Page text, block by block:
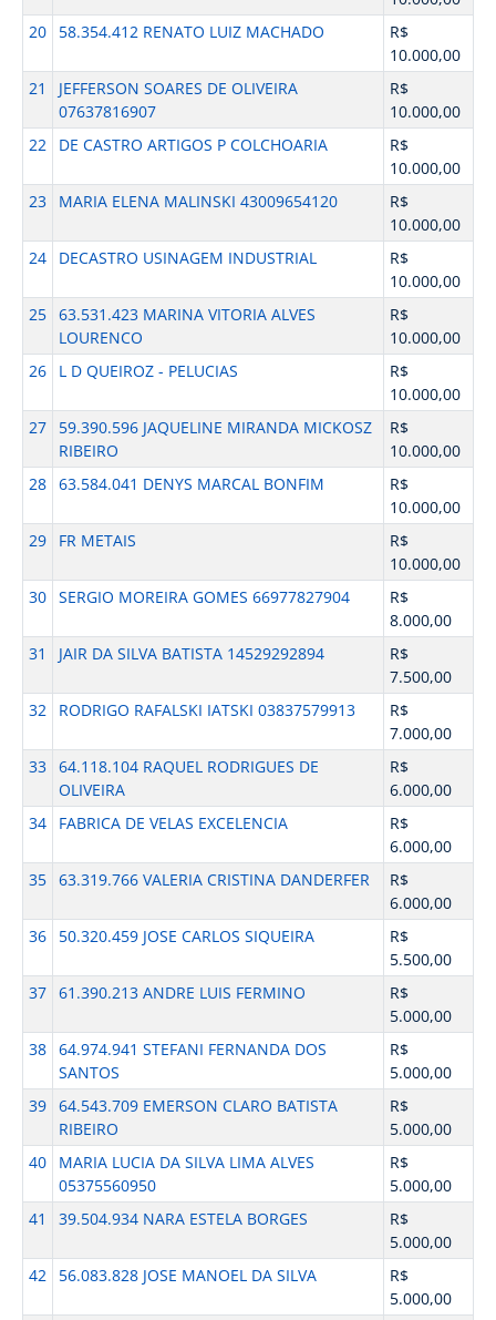
20
58.354.412 RENATO LUIZ MACHADO
R$
10.000,00
21
JEFFERSON SOARES DE OLIVEIRA
07637816907
R$
10.000,00
22
DE CASTRO ARTIGOS P COLCHOARIA
R$
10.000,00
23
MARIA ELENA MALINSKI 43009654120
R$
10.000,00
24
DECASTRO USINAGEM INDUSTRIAL
R$
10.000,00
25 63.531.423 MARINA VITORIA ALVES
LOURENCO
R$
10.000,00
26
L D QUEIROZ - PELUCIAS
R$
10.000,00
27
59.390.596 JAQUELINE MIRANDA MICKOSZ
RIBEIRO
R$
10.000,00
28 63.584.041 DENYS MARCAL BONFIM
R$
10.000,00
29
FR METAIS
R$
10.000,00
30 SERGIO MOREIRA GOMES 66977827904
R$
8.000,00
31
JAIR DA SILVA BATISTA 14529292894
R$
7.500,00
32
RODRIGO RAFALSKI IATSKI 03837579913
R$
7.000,00
33 64.118.104 RAQUEL RODRIGUES DE
OLIVEIRA
R$
6.000,00
34
FABRICA DE VELAS EXCELENCIA
R$
6.000,00
35 63.319.766 VALERIA CRISTINA DANDERFER
R$
6.000,00
36
50.320.459 JOSE CARLOS SIQUEIRA
R$
5.500,00
37 61.390.213 ANDRE LUIS FERMINO
R$
5.000,00
38 64.974.941 STEFANI FERNANDA DOS
SANTOS
R$
5.000,00
39 64.543.709 EMERSON CLARO BATISTA
RIBEIRO
R$
5.000,00
40
MARIA LUCIA DA SILVA LIMA ALVES
05375560950
R$
5.000,00
41
39.504.934 NARA ESTELA BORGES
R$
5.000,00
42
56.083.828 JOSE MANOEL DA SILVA
R$
5.000,00